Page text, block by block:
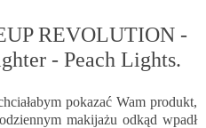
REVOLUTION -
- Peach Lights.
pokazać Wam produkt,
makijażu odkąd wpadł